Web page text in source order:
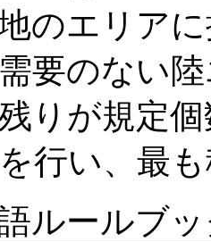
のエリア
要のない
りが規定
行い、最
ルールブ